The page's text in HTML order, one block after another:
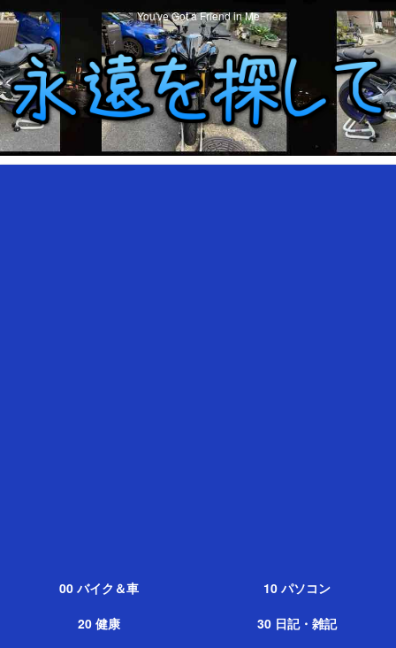
You've Got a Friend in Me
00 バイク＆車
10 パソコン
20 健康
30 日記・雑記